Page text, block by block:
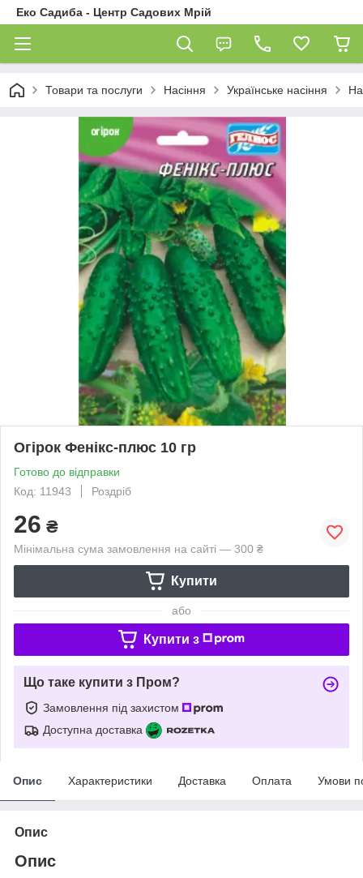
Еко Садиба - Центр Садових Мрій
Товари та послуги Насіння Українське насіння
Огірок Фенікс-плюс 10 гр
Готово до відправки
Код: 11943
Роздріб
26 ₴
Мінімальна сума замовлення на сайті — 300 ₴
Купити
або
Купити з
Що таке купити з Пром?
Замовлення під захистом
Доступна доставка
Опис Характеристики Доставка Оплата Умови
Опис
Опис